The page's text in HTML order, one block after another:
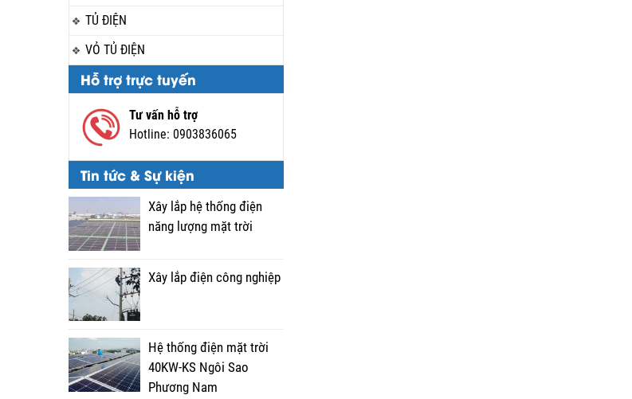
TỦ ĐIỆN
VỎ TỦ ĐIỆN
Hỗ trợ trực tuyến
Tư vấn hỗ trợ
Hotline: 0903836065
Tin tức & Sự kiện
Xây lắp hệ thống điện
năng lượng mặt trời
Xây lắp điện công nghiệp
Hệ thống điện mặt trời
40KW-KS Ngôi Sao
Phương Nam